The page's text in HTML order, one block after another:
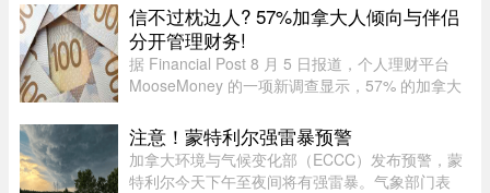
信不过枕边人? 57%加拿大人倾向与伴侣
分开管理财务!
据 Financial Post 8 月 5 日报道，个人理财平台
MooseMoney 的一项新调查显示，57% 的加拿大
调查于 6 月收集了 639 名加拿大成年人的反馈，
发现在稳定关系中，最受欢 ...
注意！蒙特利尔强雷暴预警
加拿大环境与气候变化部（ECCC）发布预警，蒙
特利尔今天下午至夜间将有强雷暴。气象部门表